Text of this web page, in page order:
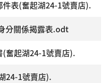
表(奮起湖24-1號賣店).
分關係揭露表.odt
奮起湖24-1號賣店).
24-1號賣店).